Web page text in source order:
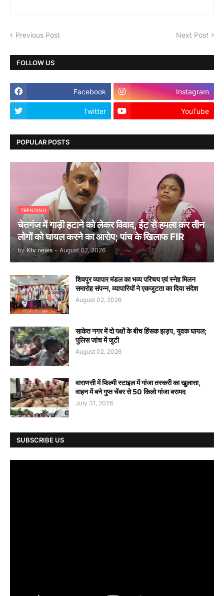
Previous Post Next Post
FOLLOW US
Facebook Instagram
Twitter YouTube
POPULAR POSTS
TRENDING
चेतगंज में गाड़ी हटाने को लेकर विवाद, ईंट से हमला कर तीन
लोगों को घायल करने का आरोप; पांच के खिलाफ FIR
by Ktv news - August 02, 2026
शिवपुर व्यापार मंडल का भव्य परिचय एवं स्नेह मिलन
समारोह संपन्न, व्यापारियों ने एकजुटता का दिया संदेश
August 02, 2026
साकेत नगर में दो पक्षों के बीच हिंसक झड़प, युवक घायल;
पुलिस जांच में जुटी
August 02, 2026
वाराणसी में फिल्मी स्टाइल में गांजा तस्करी का खुलासा,
वाहन में बने गुप्त चेंबर से 50 किलो गांजा बरामद
July 31, 2026
SUBSCRIBE US